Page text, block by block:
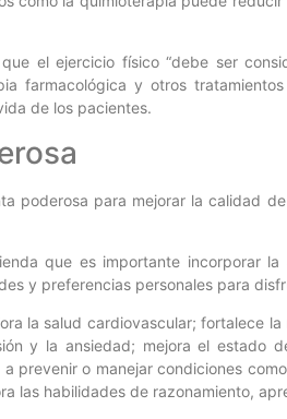
el ejercicio físico “debe ser
farmacológica y otros
de los pacientes.
poderosa para mejorar la calidad
que es importante incorporar
y preferencias personales para
la salud cardiovascular; fortalece
y la ansiedad; mejora el estado
prevenir o manejar condiciones
las habilidades de razonamiento,